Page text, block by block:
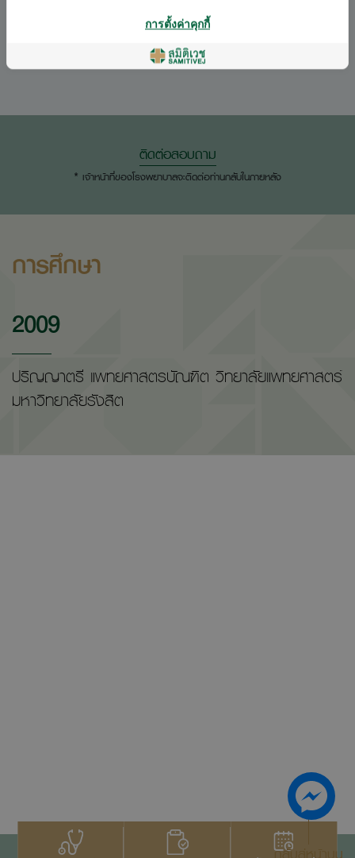
ภาษา
ติดต่อสอบถาม
* เจ้าหน้าที่ของโรงพยาบาลจะติดต่อท่านกลับในภายหลัง
การศึกษา
2009
ปริญญาตรี แพทยศาสตรบัณฑิต วิทยาลัยแพทยศาสตร์
มหาวิทยาลัยรังสิต
การตั้งค่าคุกกี้